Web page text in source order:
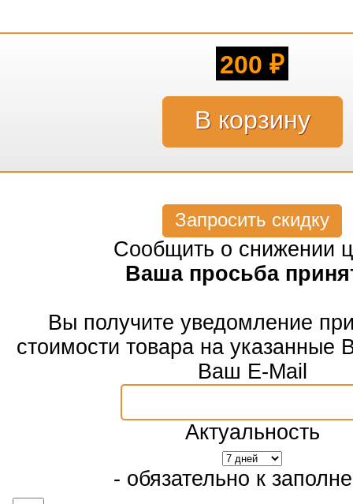
200 ₽
Запросить скидку
Сообщить о снижении
Ваша просьба
Вы получите уведомление
стоимости товара на указанные
Ваш E-Mail
Актуальность
- обязательно к